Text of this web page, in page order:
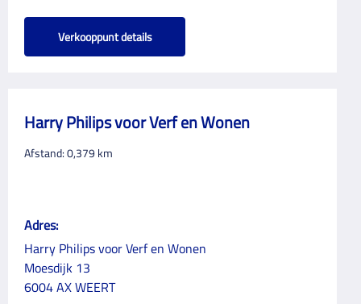
Verkooppunt details
Harry Philips voor Verf en Wonen
Afstand:0,379km
Adres:
Harry Philips voor Verf en Wonen
Moesdijk 13
6004 AX WEERT